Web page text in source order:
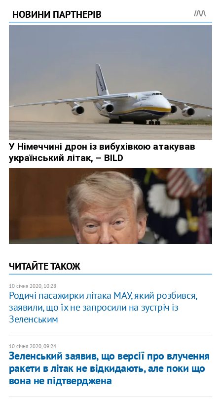
ЧИТАЙТЕ ТАКОЖ
10 січня 2020, 10:28
Родичі пасажирки літака МАУ, який розбився,
заявили, що їх не запросили на зустріч із
Зеленським
10 січня 2020, 09:24
Зеленський заявив, що версії про влучення
ракети в літак не відкидають, але поки що
вона не підтверджена